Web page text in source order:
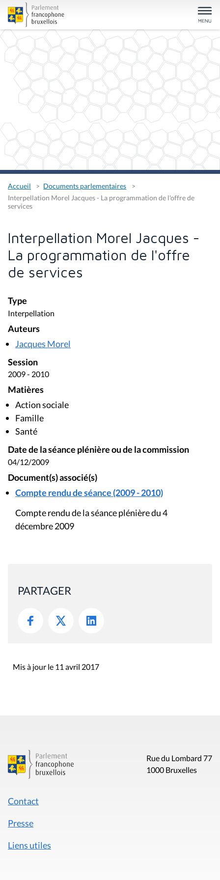
Accueil
Documents parlementaires
Interpellation Morel Jacques - La programmation de l'offre de
services
Interpellation Morel Jacques -
La programmation de l'offre
de services
Type
Interpellation
Auteurs
Jacques Morel
Session
2009 - 2010
Matières
Action sociale
Famille
Santé
Date de la séance plénière ou de la commission
04/12/2009
Document(s) associé(s)
Compte rendu de séance (2009 - 2010)
Compte rendu de la séance plénière du 4
décembre 2009
PARTAGER
Mis à jour le 11 avril 2017
Rue du Lombard 77
1000 Bruxelles
Contact
Presse
Liens utiles